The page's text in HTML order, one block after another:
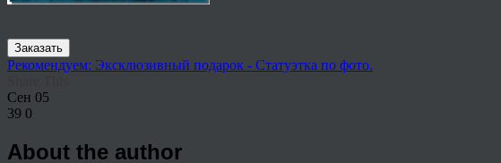
Заказать
Рекомендуем: Эксклюзивный подарок - Статуэтка по фото.
Сен 05
39 0
About the author